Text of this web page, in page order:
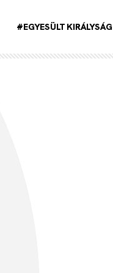
#EGYESÜLT KIRÁLYSÁG